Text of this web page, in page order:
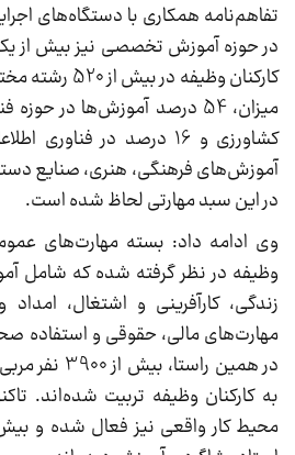
تفاهم‌نامه همکاری با دستگاه‌های
کارکنان وظیفه
کشاورزی و 16 درصد در
آموزش‌های فرهنگی، هنری، صنایع
در این سبد مهارتی لحاظ شده است.
وی ادامه داد: بسته مهارت‌های
وظیفه در نظر گرفته شده که شامل
زندگی، کارآفرینی و اشتغال،
مهارت‌های مالی، حقوقی و استفاده
در همین